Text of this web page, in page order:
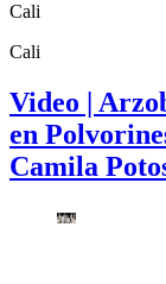
Cali
Cali
Video |
en
Camila